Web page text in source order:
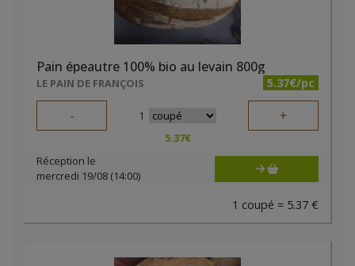
Pain épeautre 100% bio au levain 800g
LE PAIN DE FRANÇOIS 5.37€/pc
- 1 +
5.37€
Réception le
mercredi 19/08 (14:00)
1 coupé = 5.37 €